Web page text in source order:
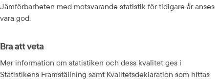
Jämförbarheten med motsvarande statistik för tidigare år anses
vara god.
Bra att veta
Mer information om statistiken och dess kvalitet ges i
Statistikens Framställning samt Kvalitetsdeklaration som hittas